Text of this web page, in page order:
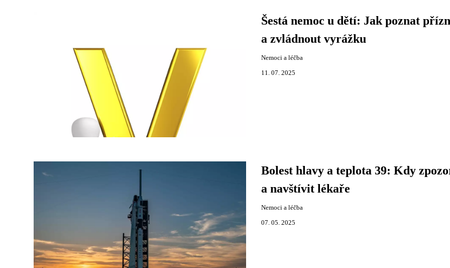
Šestá nemoc u dětí: Jak poznat
a zvládnout vyrážku
Nemoci a léčba
11. 07. 2025
Bolest hlavy a teplota 39: Kdy
a navštívit lékaře
Nemoci a léčba
07. 05. 2025